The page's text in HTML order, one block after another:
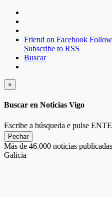
Friend on Facebook
Subscribe to RSS
Buscar
×
Buscar en Noticias Vigo
Escribe a búsqueda e pulse
Pechar
Más de 46.000 noticias
Galicia